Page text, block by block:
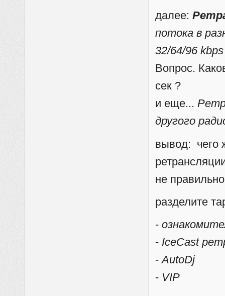
далее:
потока в
32/64/96
Вопрос.
сек ?
и еще...
другого
вывод: чего
не
разделите
-
- IceCast
-AutoDj
- VIP